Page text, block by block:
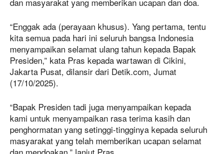
“Enggak ada (perayaan khusus). Yang pertama, tentu
kita semua pada hari ini seluruh bangsa Indonesia
menyampaikan selamat ulang tahun kepada Bapak
Presiden,” kata Pras kepada wartawan di Cikini,
Jakarta Pusat, dilansir dari Detik.com, Jumat
(17/10/2025).
“Bapak Presiden tadi juga menyampaikan kepada
kami untuk menyampaikan rasa terima kasih dan
penghormatan yang setinggi-tingginya kepada seluruh
masyarakat yang telah memberikan ucapan selamat